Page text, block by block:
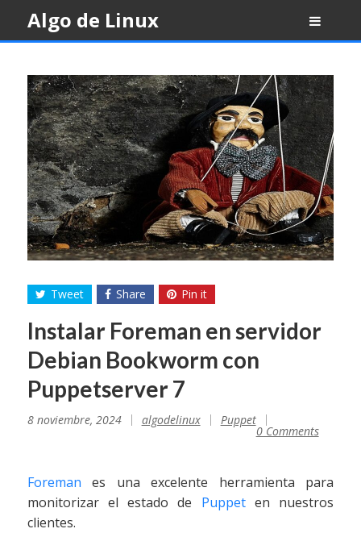
content
Algo de Linux
Tweet Share Pin it
Instalar Foreman en servidor
Debian Bookworm con
Puppetserver 7
8 noviembre, 2024 algodelinux Puppet
0 Comments
Foreman es una excelente herramienta para
monitorizar el estado de Puppeten nuestros
clientes.